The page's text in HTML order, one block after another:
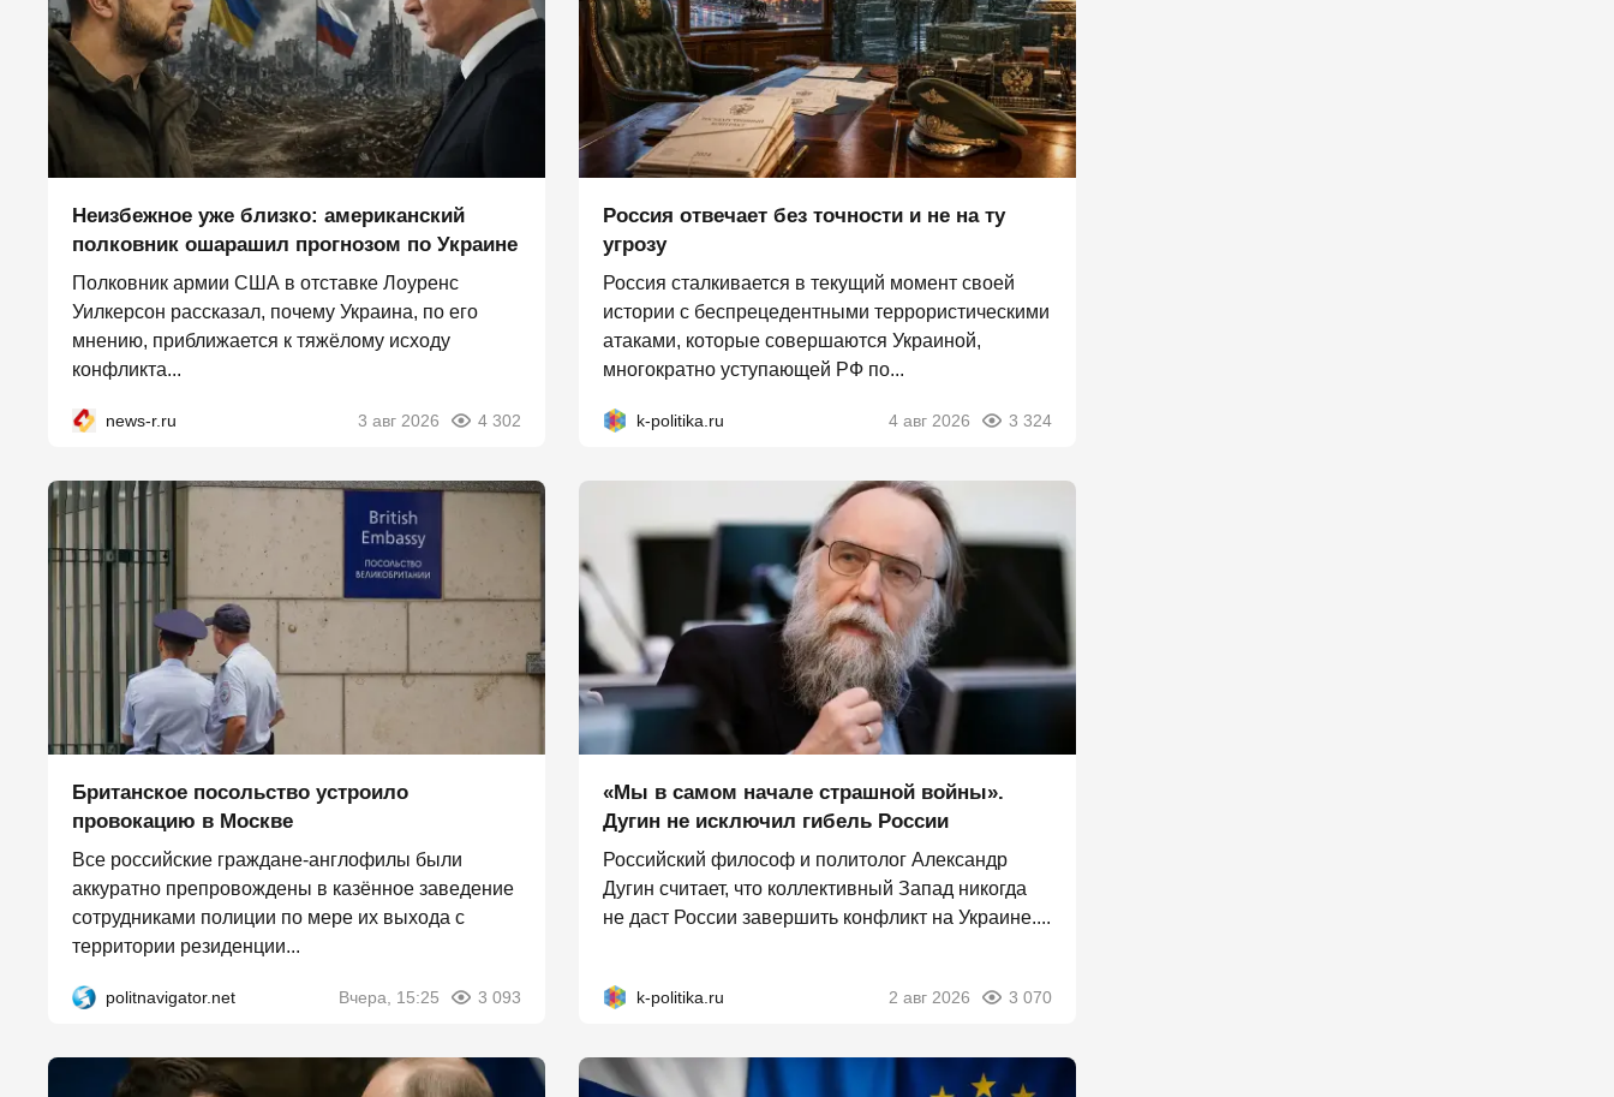
Неизбежное уже близко: американский
полковник ошарашил прогнозом по Украине
Полковник армии США в отставке Лоуренс
Уилкерсон рассказал, почему Украина, по его
мнению, приближается к тяжёлому исходу
конфликта...
news-r.ru 3 авг 2026 4 302
Россия отвечает без точности и не на ту
угрозу
Россия сталкивается в текущий момент своей
истории с беспрецедентными террористическими
атаками, которые совершаются Украиной,
многократно уступающей РФ по...
k-politika.ru 4 авг 2026 3 324
Британское посольство устроило
провокацию в Москве
Все российские граждане-англофилы были
аккуратно препровождены в казённое заведение
сотрудниками полиции по мере их выхода с
территории резиденции...
politnavigator.net Вчера, 15:25 3 093
«Мы в самом начале страшной войны».
Дугин не исключил гибель России
Российский философ и политолог Александр
Дугин считает, что коллективный Запад никогда
не даст России завершить конфликт на Украине....
k-politika.ru 2 авг 2026 3 070